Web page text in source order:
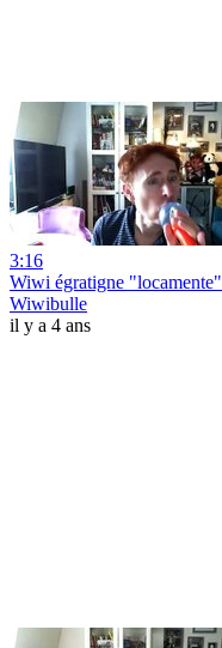
3:16
Wiwi égratigne "locamente"
Wiwibulle
il y a 4 ans